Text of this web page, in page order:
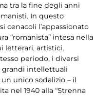
tra la fine degli anni
In questo
cenacoli l’appassionato
“romanista” intesa nella
letterari, artistici,
periodo, i diversi
intellettuali
unico sodalizio – il
nel 1940 alla “Strenna